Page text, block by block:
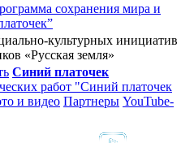
культурных инициатив
«Русская земля»
Синий платочек
работ "Синий платочек
и видео Партнеры YouTube-